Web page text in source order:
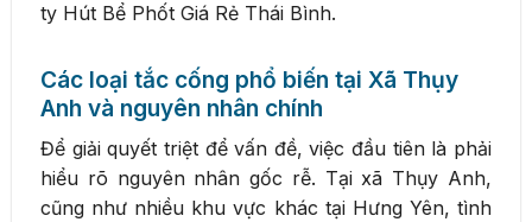
ty Hút Bể Phốt Giá Rẻ Thái Bình.
Các loại tắc cống phổ biến tại Xã Thụy
Anh và nguyên nhân chính
Để giải quyết triệt để vấn đề, việc đầu tiên là phải
hiểu rõ nguyên nhân gốc rễ. Tại xã Thụy Anh,
cũng như nhiều khu vực khác tại Hưng Yên, tình